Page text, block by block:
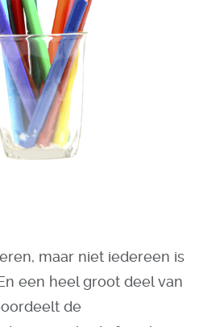
maar niet iedereen is
een heel groot deel van
de